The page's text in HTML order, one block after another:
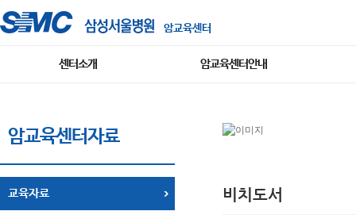
암교육센터
센터소개 암교육센터안내
암교육센터자료
교육자료 비치도서